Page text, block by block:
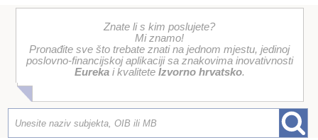
Znate li s kim poslujete?
Mi znamo!
Pronađite sve što trebate znati na jednom mjestu, jedinoj
poslovno-financijskoj aplikaciji sa znakovima inovativnosti
Eurekai kvalitete Izvorno hrvatsko.